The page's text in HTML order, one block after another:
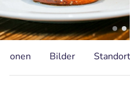
Bilder Standort